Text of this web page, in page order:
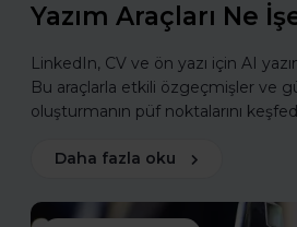
Yazım Araçları Ne
LinkedIn, CV ve ön yazı için AI
Bu araçlarla etkili özgeçmişler ve
oluşturmanın püf noktalarını
Daha fazla oku